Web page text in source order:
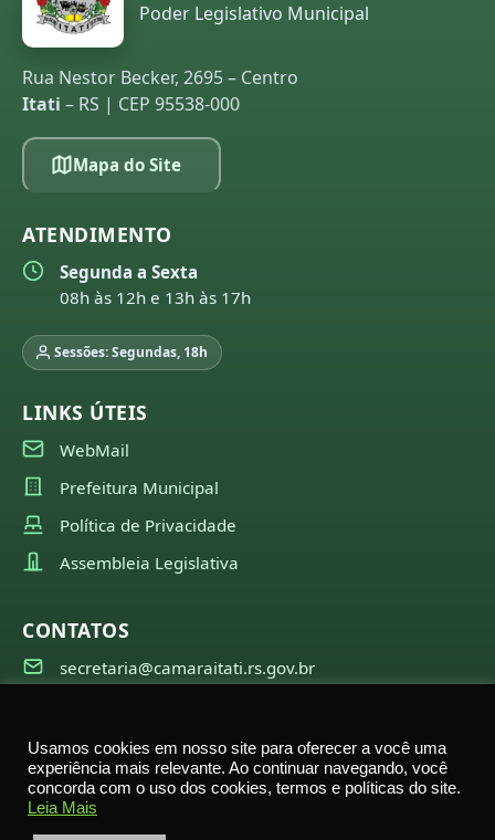
Poder Legislativo Municipal
Rua Nestor Becker, 2695 – Centro
Itati – RS | CEP 95538-000
Mapa do Site
ATENDIMENTO
Segunda a Sexta
08h às 12h e 13h às 17h
Sessões: Segundas, 18h
LINKS ÚTEIS
WebMail
Prefeitura Municipal
Política de Privacidade
Assembleia Legislativa
CONTATOS
secretaria@camaraitati.rs.gov.br
©2026Câmara Municipal de Itati — Todos os direitos
Usamos cookies em nosso site para oferecer a você uma
experiência mais relevante. Ao continuar navegando, você
concorda com o uso dos cookies, termos e políticas do site.
Leia Mais